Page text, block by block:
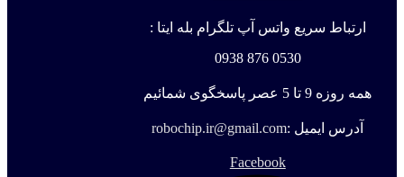
ارتباط سریع واتس آپ تلگرام بله ایتا :
0530 876 0938
همه روزه 9 تا 5 عصر پاسخگوی شمائیم
آدرس ایمیل :robochip.ir@gmail.com
Facebook